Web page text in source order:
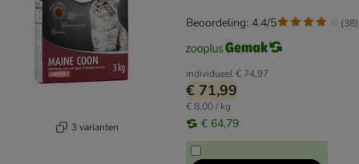
3 varianten
individueel€ 74,97
€ 71,99
€ 8,00 / kg
€ 64,79
Beoordeling: 4.4/5 (38)